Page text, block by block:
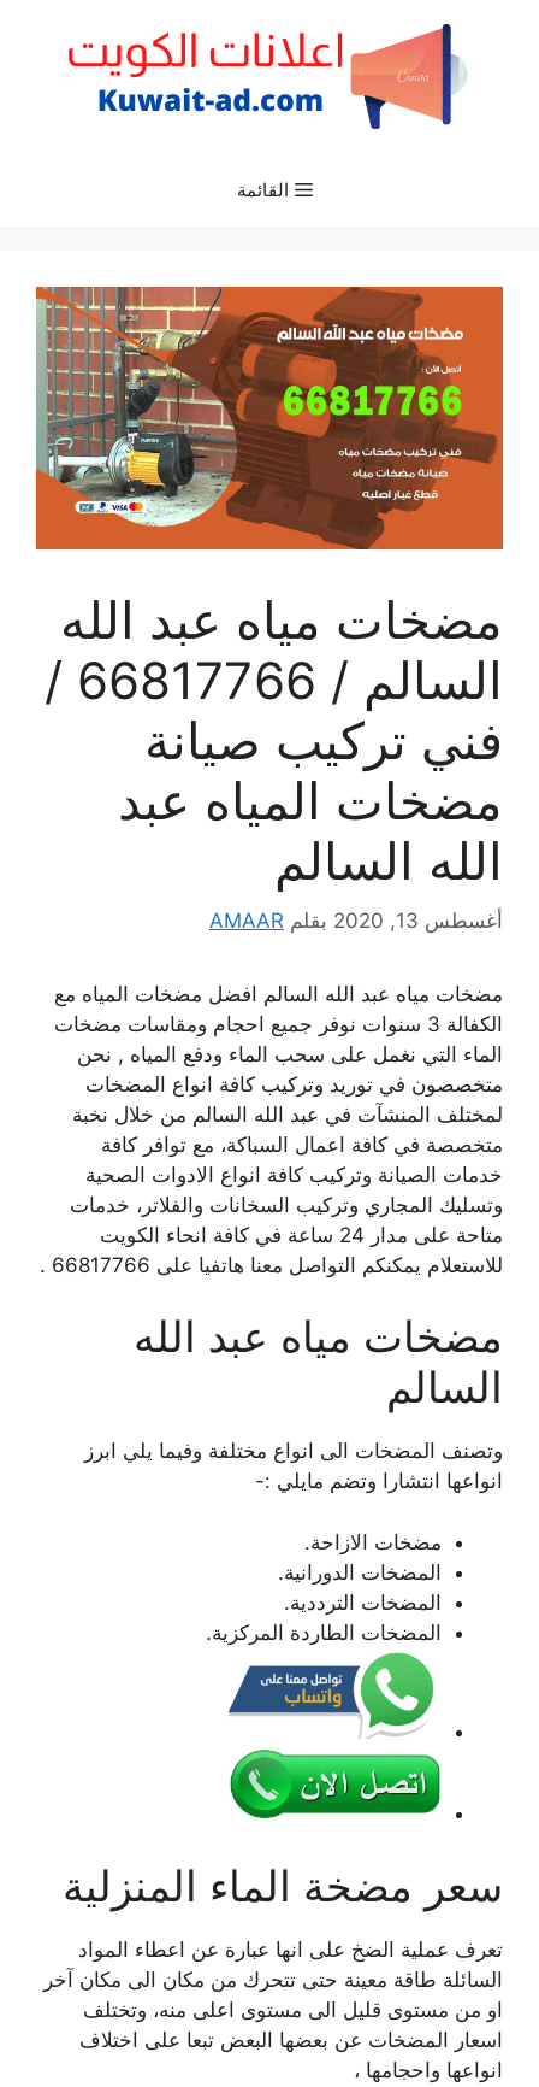
القائمة
مضخات مياه عبد الله
السالم / 66817766 /
فني تركيب صيانة
مضخات المياه عبد
الله السالم
أغسطس 13, 2020 بقلم AMAAR
مضخات مياه عبد الله السالم افضل مضخات المياه مع
الكفالة 3 سنوات نوفر جميع احجام ومقاسات مضخات
الماء التي نغمل على سحب الماء ودفع المياه , نحن
متخصصون في توريد وتركيب كافة انواع المضخات
لمختلف المنشآت في عبد الله السالم من خلال نخبة
متخصصة في كافة اعمال السباكة، مع توافر كافة
خدمات الصيانة وتركيب كافة انواع الادوات الصحية
وتسليك المجاري وتركيب السخانات والفلاتر، خدمات
متاحة على مدار 24 ساعة في كافة انحاء الكويت
للاستعلام يمكنكم التواصل معنا هاتفيا على 66817766 .
مضخات مياه عبد الله
السالم
وتصنف المضخات الى انواع مختلفة وفيما يلي ابرز
انواعها انتشارا وتضم مايلي :-
مضخات الازاحة.
المضخات الدورانية.
المضخات الترددية.
المضخات الطاردة المركزية.
سعر مضخة الماء المنزلية
تعرف عملية الضخ على انها عبارة عن اعطاء المواد
السائلة طاقة معينة حتى تتحرك من مكان الى مكان آخر
او من مستوى قليل الى مستوى اعلى منه، وتختلف
اسعار المضخات عن بعضها البعض تبعا على اختلاف
انواعها واحجامها ،